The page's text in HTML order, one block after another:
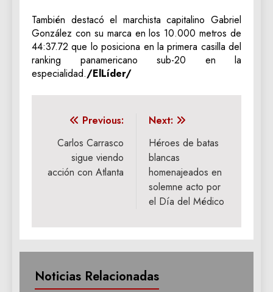
También destacó el marchista capitalino Gabriel
González con su marca en los 10.000 metros de
44:37.72 que lo posiciona en la primera casilla del
ranking panamericano sub-20 en la
especialidad./ElLíder/
Navegación
de
entradas
Previous:
Carlos Carrasco
sigue viendo
acción con Atlanta
Next:
Héroes de batas
blancas
homenajeados en
solemne acto por
el Día del Médico
Noticias Relacionadas